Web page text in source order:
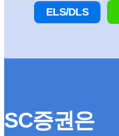
ELS/DLS
SC증권은